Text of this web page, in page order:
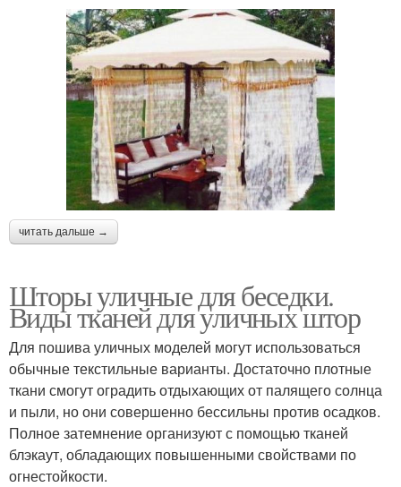
читать дальше →
Шторы уличные для беседки.
Виды тканей для уличных штор
Для пошива уличных моделей могут использоваться
обычные текстильные варианты. Достаточно плотные
ткани смогут оградить отдыхающих от палящего солнца
и пыли, но они совершенно бессильны против осадков.
Полное затемнение организуют с помощью тканей
блэкаут, обладающих повышенными свойствами по
огнестойкости.